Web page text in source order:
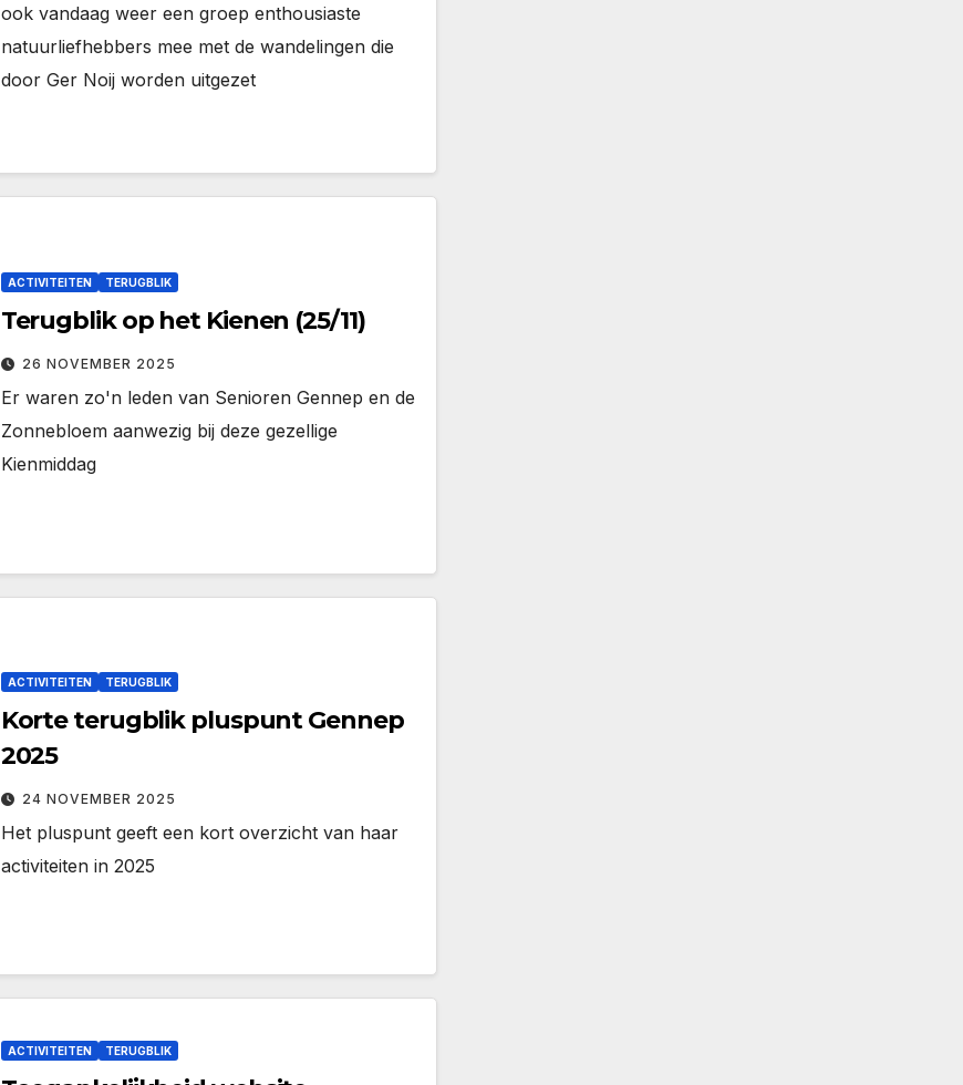
ook vandaag weer een groep enthousiaste
natuurliefhebbers mee met de wandelingen die
door Ger Noij worden uitgezet
ACTIVITEITEN TERUGBLIK
Terugblik op het Kienen (25/11)
26 NOVEMBER 2025
Er waren zo'n leden van Senioren Gennep en de
Zonnebloem aanwezig bij deze gezellige
Kienmiddag
ACTIVITEITEN TERUGBLIK
Korte terugblik pluspunt Gennep
2025
24 NOVEMBER 2025
Het pluspunt geeft een kort overzicht van haar
activiteiten in 2025
ACTIVITEITEN TERUGBLIK